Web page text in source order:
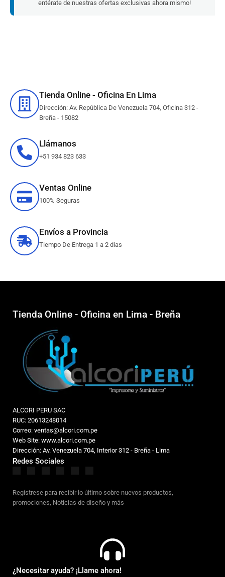
entérate de nuestras ofertas exclusivas ahora mismo!
Tienda Online - Oficina En Lima
Dirección: Av. República De Venezuela 704, Oficina 312 -
Breña - 15082
Llámanos
+51 934 823 633
Ventas Online
100% Seguras
Envíos a Provincia
Tiempo De Entrega 1 a 2 dias
Tienda Online - Oficina en Lima - Breña
ALCORI PERU SAC
RUC: 20613248014
Correo: ventas@alcori.com.pe
Web Site: www.alcori.com.pe
Dirección: Av. Venezuela 704, Interior 312 - Breña - Lima
Redes Sociales
Regístrese para recibir lo último sobre nuevos productos,
promociones, Noticias de diseño y más
¿Necesitar ayuda? ¡Llame ahora!